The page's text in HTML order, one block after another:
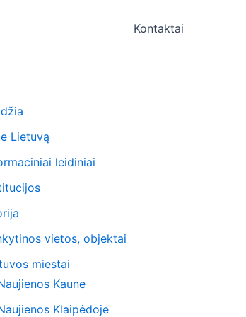
Kontaktai
Lietuvą
leidiniai
vietos, objektai
miestai
Kaune
Klaipėdoje